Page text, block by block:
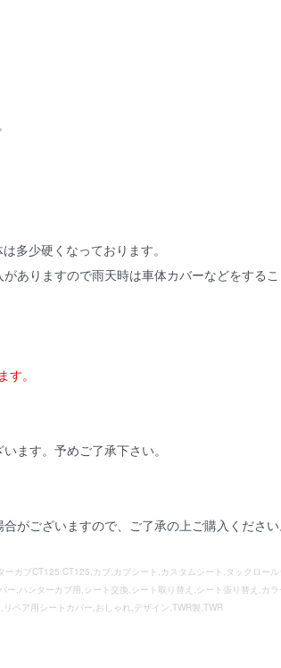
多少硬くなっております。
ありますので雨天時は車体カバーなどをするこ
。
ます。予めご了承下さい。
がございますので、ご了承の上ご購入ください
カブCT125.CT125,カブ,カブシート,カスタムシート,タックロー
,ハンターカブ用,シート交換,シート取り替え,シート張り替え,カ
ペア用シートカバー,おしゃれ,デザイン,TWR製,TWR